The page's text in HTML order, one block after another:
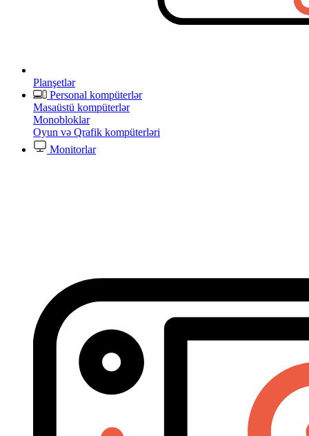
Planşetlər
Personal kompüterlər
Masaüstü kompüterlər
Monobloklar
Oyun və Qrafik kompüterləri
Monitorlar